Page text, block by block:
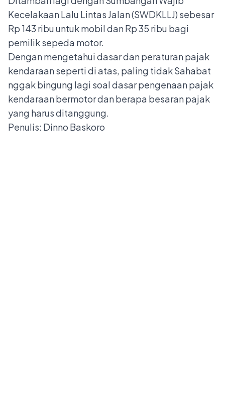
Kecelakaan Lalu Lintas Jalan (SWDKLLJ) sebesar
Rp 143 ribu untuk mobil dan Rp 35 ribu bagi
pemilik sepeda motor.
Dengan mengetahui dasar dan peraturan pajak
kendaraan seperti di atas, paling tidak Sahabat
nggak bingung lagi soal dasar pengenaan pajak
kendaraan bermotor dan berapa besaran pajak
yang harus ditanggung.
Penulis: Dinno Baskoro